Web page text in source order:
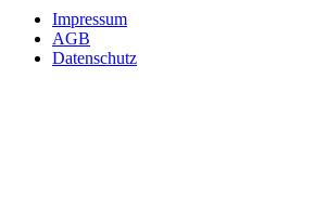
Impressum
AGB
Datenschutz